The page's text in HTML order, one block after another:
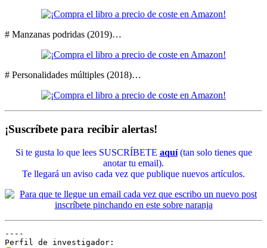
# Manzanas podridas (2019)…
# Personalidades múltiples (2018)…
¡Suscríbete para recibir alertas!
Si te gusta lo que lees SUSCRÍBETE aquí(tan solo tienes que
anotar tu email).
Te llegará un aviso cada vez que publique nuevos artículos.
----
Perfil de investigador: